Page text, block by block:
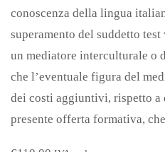
conoscenza della lingua
superamento del suddetto
un mediatore interculturale o
che l’eventuale figura del
dei costi aggiuntivi, rispetto
presente offerta formativa,